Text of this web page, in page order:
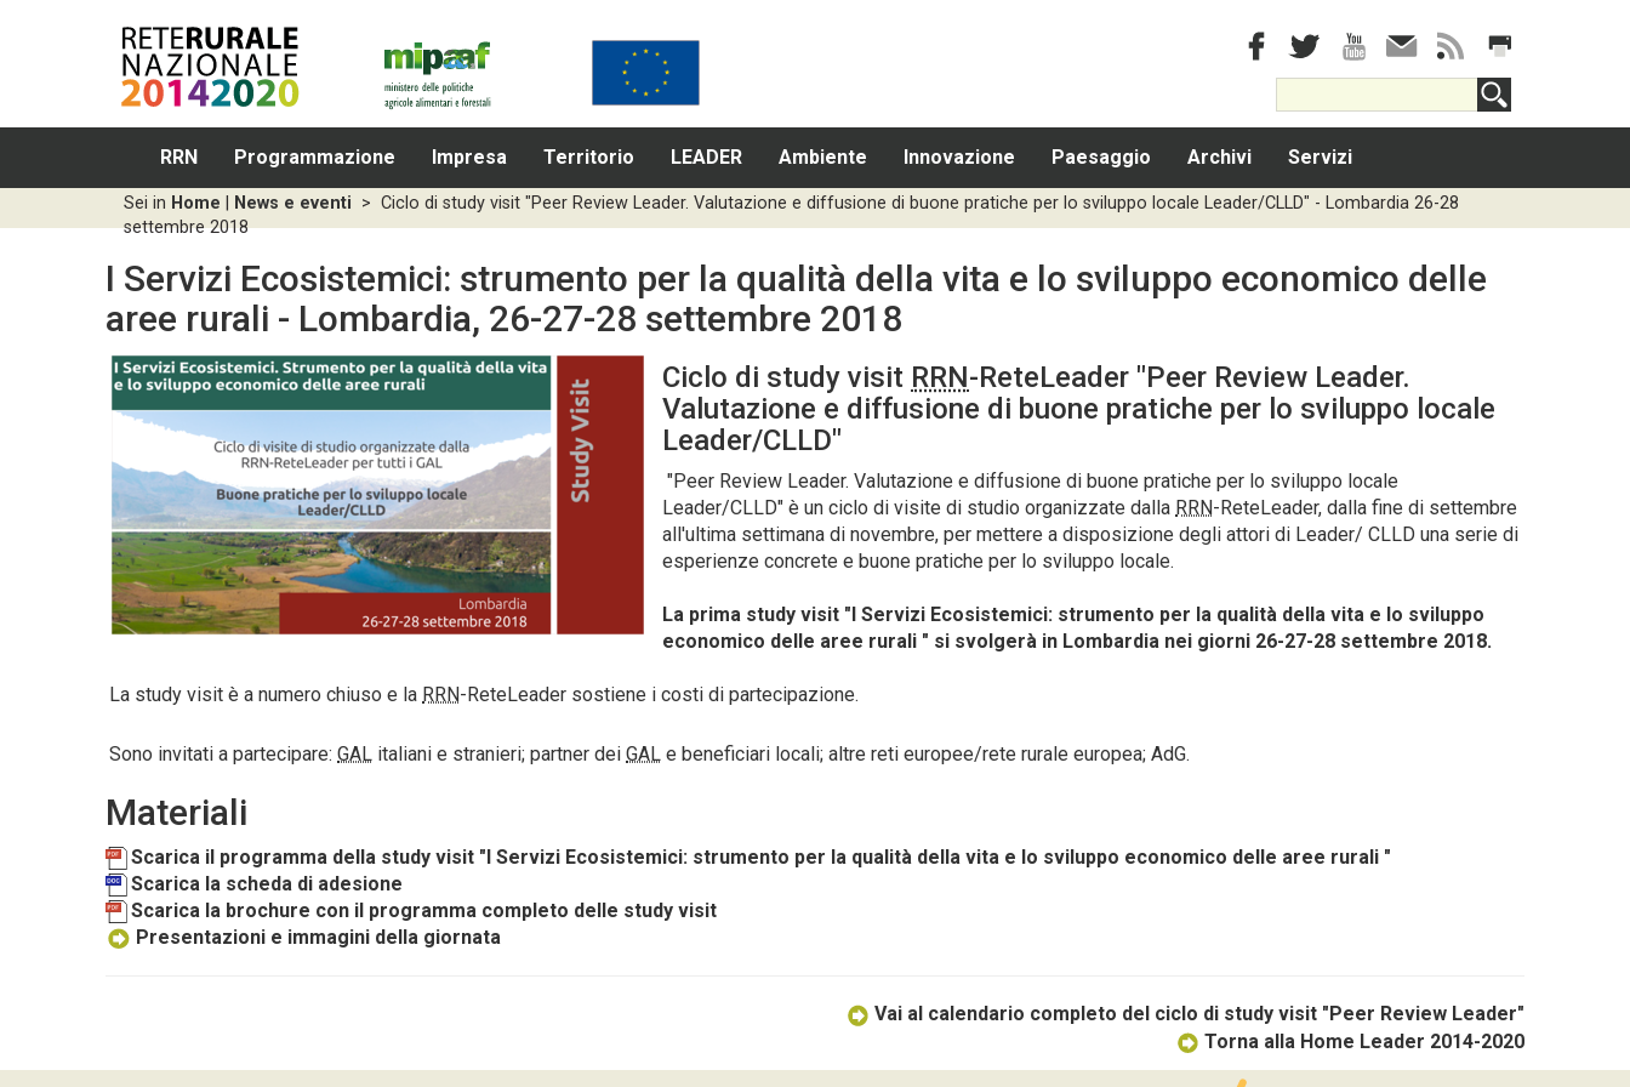
RRN Programmazione Impresa Territorio LEADER Ambiente Innovazione Paesaggio Archivi Servizi
Sei in Home News e eventi > Ciclo di study visit "Peer Review Leader. Valutazione e diffusione di buone pratiche per lo sviluppo locale Leader/CLLD" - Lombardia 26-28
settembre 2018
I Servizi Ecosistemici: strumento per la qualità della vita e lo sviluppo economico delle
aree rurali - Lombardia, 26-27-28 settembre 2018
Ciclo di study visit RRN-ReteLeader "Peer Review Leader.
Valutazione e diffusione di buone pratiche per lo sviluppo locale
Leader/CLLD"
"Peer Review Leader. Valutazione e diffusione di buone pratiche per lo sviluppo locale
Leader/CLLD" è un ciclo di visite di studio organizzate dalla RRN-ReteLeader, dalla fine di settembre
all'ultima settimana di novembre, per mettere a disposizione degli attori di Leader/ CLLD una serie di
esperienze concrete e buone pratiche per lo sviluppo locale.
La prima study visit "I Servizi Ecosistemici: strumento per la qualità della vita e lo sviluppo
economico delle aree rurali " si svolgerà in Lombardia nei giorni 26-27-28 settembre 2018.
La study visit è a numero chiuso e la RRN-ReteLeader sostiene i costi di partecipazione.
Sono invitati a partecipare: GAL italiani e stranieri; partner dei GAL e beneficiari locali; altre reti europee/rete rurale europea; AdG.
Materiali
Scarica il programma della study visit "I Servizi Ecosistemici: strumento per la qualità della vita e lo sviluppo economico delle aree rurali "
Scarica la scheda di adesione
Scarica la brochure con il programma completo delle study visit
Presentazioni e immagini della giornata
Vai al calendario completo del ciclo di study visit "Peer Review Leader"
Torna alla Home Leader 2014-2020